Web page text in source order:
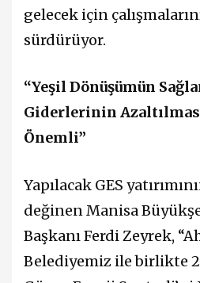
gelecek için
sürdürüyor.
“Yeşil Dönüşümün
Giderlerinin
Önemli”
Yapılacak GES
değinen Manisa
Başkanı Ferdi Zeyrek,
Belediyemiz ile birlikte